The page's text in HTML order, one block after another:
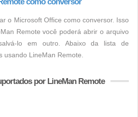
o Microsoft Office como conversor. Isso
Remote você poderá abrir o arquivo
lo em outro. Abaixo da lista de
usando LineMan Remote.
por LineMan Remote